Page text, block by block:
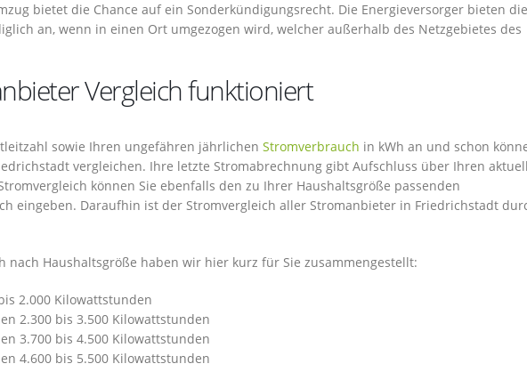
bietet die Chance auf ein Sonderkündigungsrecht. Die Energieversorger bieten
an, wenn in einen Ort umgezogen wird, welcher außerhalb des Netzgebietes des
Vergleich funktioniert
sowie Ihren ungefähren jährlichen Stromverbrauch in kWh an und schon
vergleichen. Ihre letzte Stromabrechnung gibt Aufschluss über Ihren
können Sie ebenfalls den zu Ihrer Haushaltsgröße passenden
eingeben. Daraufhin ist der Stromvergleich aller Stromanbieter in Friedrichstadt
nach Haushaltsgröße haben wir hier kurz für Sie zusammengestellt:
2.000 Kilowattstunden
2.300 bis 3.500 Kilowattstunden
3.700 bis 4.500 Kilowattstunden
4.600 bis 5.500 Kilowattstunden